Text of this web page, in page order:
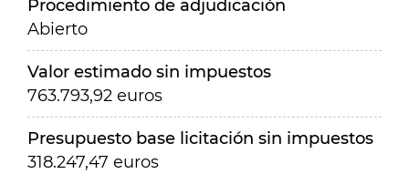
Procedimiento de adjudicación
Abierto
Valor estimado sin impuestos
763.793,92 euros
Presupuesto base licitación sin impuestos
318.247,47 euros